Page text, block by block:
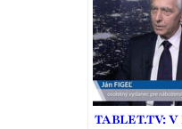
strachom
TABLET.TV: